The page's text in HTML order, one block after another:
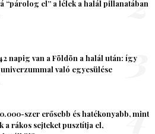
“párolog el” a lélek a halál pillanatában
napig van a Földön a halál után: így
való egyesülése
3
szer erősebb és hatékonyabb, mint
a rákos sejteket pusztítja el,
4